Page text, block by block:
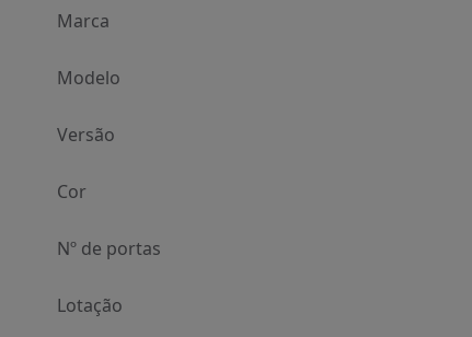
Marca
Modelo
Versão
Cor
Nº de portas
Lotação